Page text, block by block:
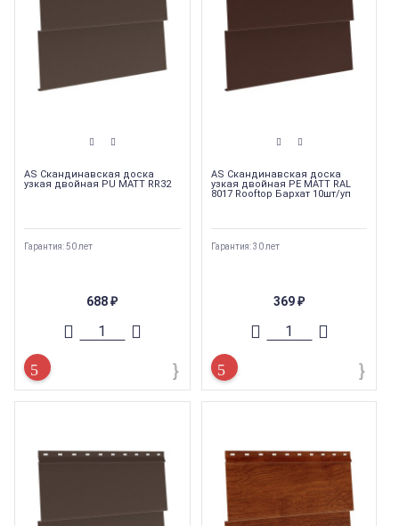
AS Скандинавская доска
узкая двойная PU MATT RR32
Гарантия: 50 лет
688₽
AS Скандинавская доска
узкая двойная PE MATT RAL
8017 Rooftop Бархат 10шт/уп
Гарантия: 30 лет
369₽